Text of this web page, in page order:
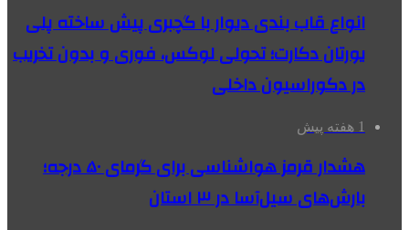
انواع قاب بندی دیوار با گچبری پیش ساخته پلی
یورتان دکارت؛ تحولی لوکس، فوری و بدون تخریب
در دکوراسیون داخلی
1 هفته پیش
هشدار قرمز هواشناسی برای گرمای ۵۰ درجه؛
بارش‌های سیل‌آسا در ۳ استان